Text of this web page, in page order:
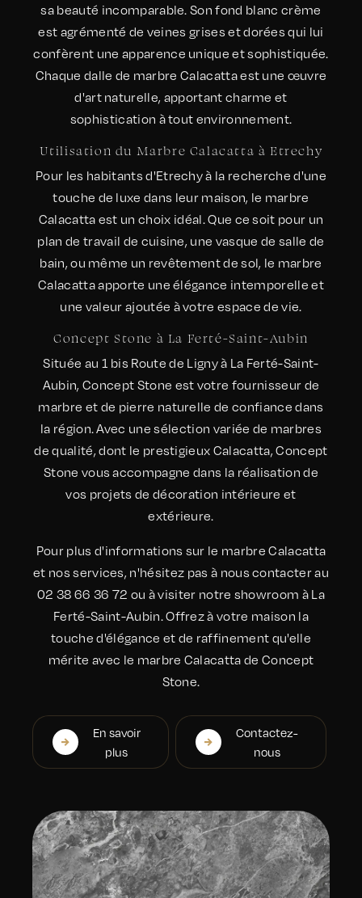
sa beauté incomparable. Son fond blanc crème
est agrémenté de veines grises et dorées qui lui
confèrent une apparence unique et sophistiquée.
Chaque dalle de marbre Calacatta est une œuvre
d'art naturelle, apportant charme et
sophistication à tout environnement.
Utilisation du Marbre Calacatta à Etrechy
Pour les habitants d'Etrechy à la recherche d'une
touche de luxe dans leur maison, le marbre
Calacatta est un choix idéal. Que ce soit pour un
plan de travail de cuisine, une vasque de salle de
bain, ou même un revêtement de sol, le marbre
Calacatta apporte une élégance intemporelle et
une valeur ajoutée à votre espace de vie.
Concept Stone à La Ferté-Saint-Aubin
Située au 1 bis Route de Ligny à La Ferté-Saint-
Aubin, Concept Stone est votre fournisseur de
marbre et de pierre naturelle de confiance dans
la région. Avec une sélection variée de marbres
de qualité, dont le prestigieux Calacatta, Concept
Stone vous accompagne dans la réalisation de
vos projets de décoration intérieure et
extérieure.
Pour plus d'informations sur le marbre Calacatta
et nos services, n'hésitez pas à nous contacter au
02 38 66 36 72 ou à visiter notre showroom à La
Ferté-Saint-Aubin. Offrez à votre maison la
touche d'élégance et de raffinement qu'elle
mérite avec le marbre Calacatta de Concept
Stone.
En savoir
plus
Contactez-
nous